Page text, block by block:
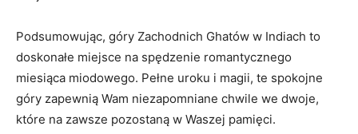
Podsumowując, góry Zachodnich⁤ Ghatów w Indiach to
doskonałe miejsce na spędzenie romantycznego
miesiąca miodowego. Pełne uroku i magii, te spokojne
góry zapewnią Wam niezapomniane chwile we dwoje, ​
które na zawsze pozostaną w Waszej pamięci.